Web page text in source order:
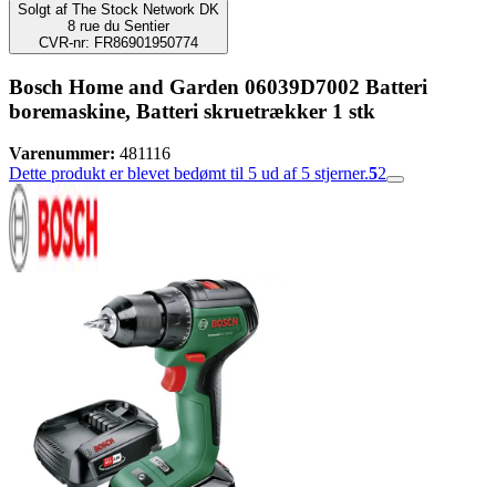
Solgt af The Stock Network DK
8 rue du Sentier
CVR-nr: FR86901950774
Bosch Home and Garden 06039D7002 Batteri
boremaskine, Batteri skruetrækker 1 stk
Varenummer: 481116
Dette produkt er blevet bedømt til 5 ud af 5 stjerner.52